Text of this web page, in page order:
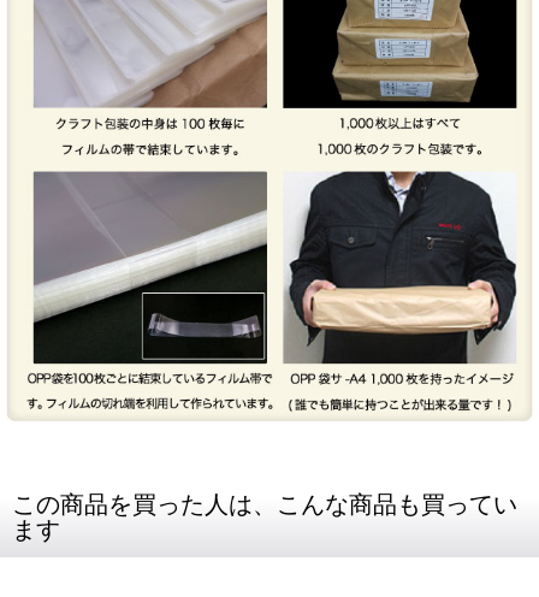
この商品を買った人は、こんな商品も買ってい
ます